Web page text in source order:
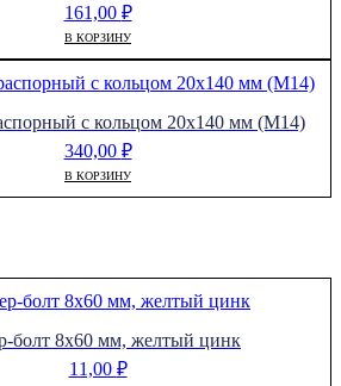
161,00 ₽
В КОРЗИНУ
с кольцом 20х140 мм (М14)
340,00 ₽
В КОРЗИНУ
болт 8х60 мм, желтый цинк
11,00 ₽